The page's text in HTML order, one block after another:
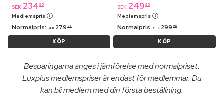
SEK 234 95
Medlemspris
Normalpris: SEK 279 95
KÖP
SEK 249 95
Medlemspris
Normalpris: SEK 299 95
KÖP
Besparingarna anges i jämförelse med normalpriset.
Luxplus medlemspriser är endast för medlemmar. Du
kan bli medlem med din första beställning.